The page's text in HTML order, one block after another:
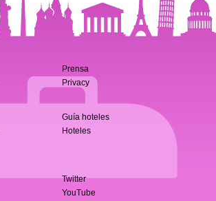
Prensa
Privacy
Guía hoteles
Hoteles
Twitter
YouTube